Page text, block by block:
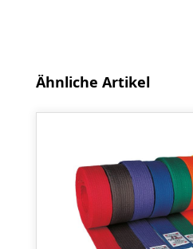
Produktgalerie überspringen
Ähnliche Artikel